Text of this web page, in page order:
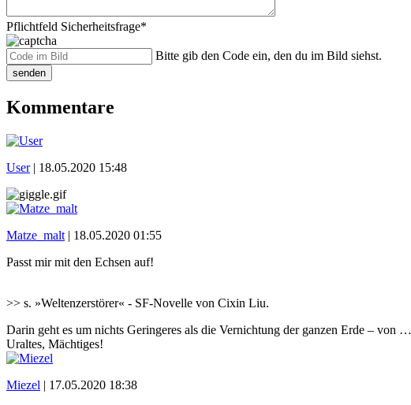
Pflichtfeld Sicherheitsfrage*
Bitte gib den Code ein, den du im Bild siehst.
senden
Kommentare
User| 18.05.2020 15:48
Matze_malt | 18.05.2020 01:55
Passt mir mit den Echsen auf!
>> s. »Weltenzerstörer« - SF-Novelle von Cixin Liu.
Darin geht es um nichts Geringeres als die Vernichtung der ganzen Erde –
Uraltes, Mächtiges!
Miezel | 17.05.2020 18:38